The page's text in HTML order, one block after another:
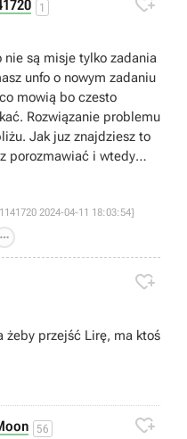
1
są misje tylko zadania
unfo o nowym zadaniu
mowią bo czesto
Rozwiązanie problemu
Jak juz znajdziesz to
porozmawiać i wtedy
2024-04-11 18:03:54]


przejść Lirę, ma ktoś
56 